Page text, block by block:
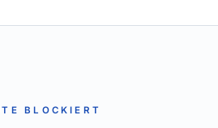
BLOCKIERT